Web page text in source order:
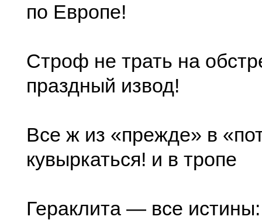
по Европе!
Строф не трать на
праздный извод!
Все ж из «прежде» в
кувыркаться! и в тропе
Гераклита — все